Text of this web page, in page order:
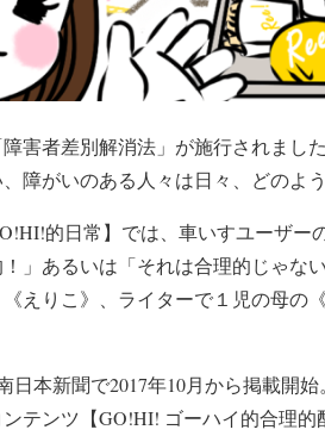
障害者差別解消法」が施行されま
障がいのある人々は日々、どのよ
的日常】では、車いすユーザ
！」あるいは「それは合理的じゃ
えりこ》、ライターで１児の母
日本新聞で2017年10月から掲載開
テンツ【GO!HI! ゴーハイ的合理